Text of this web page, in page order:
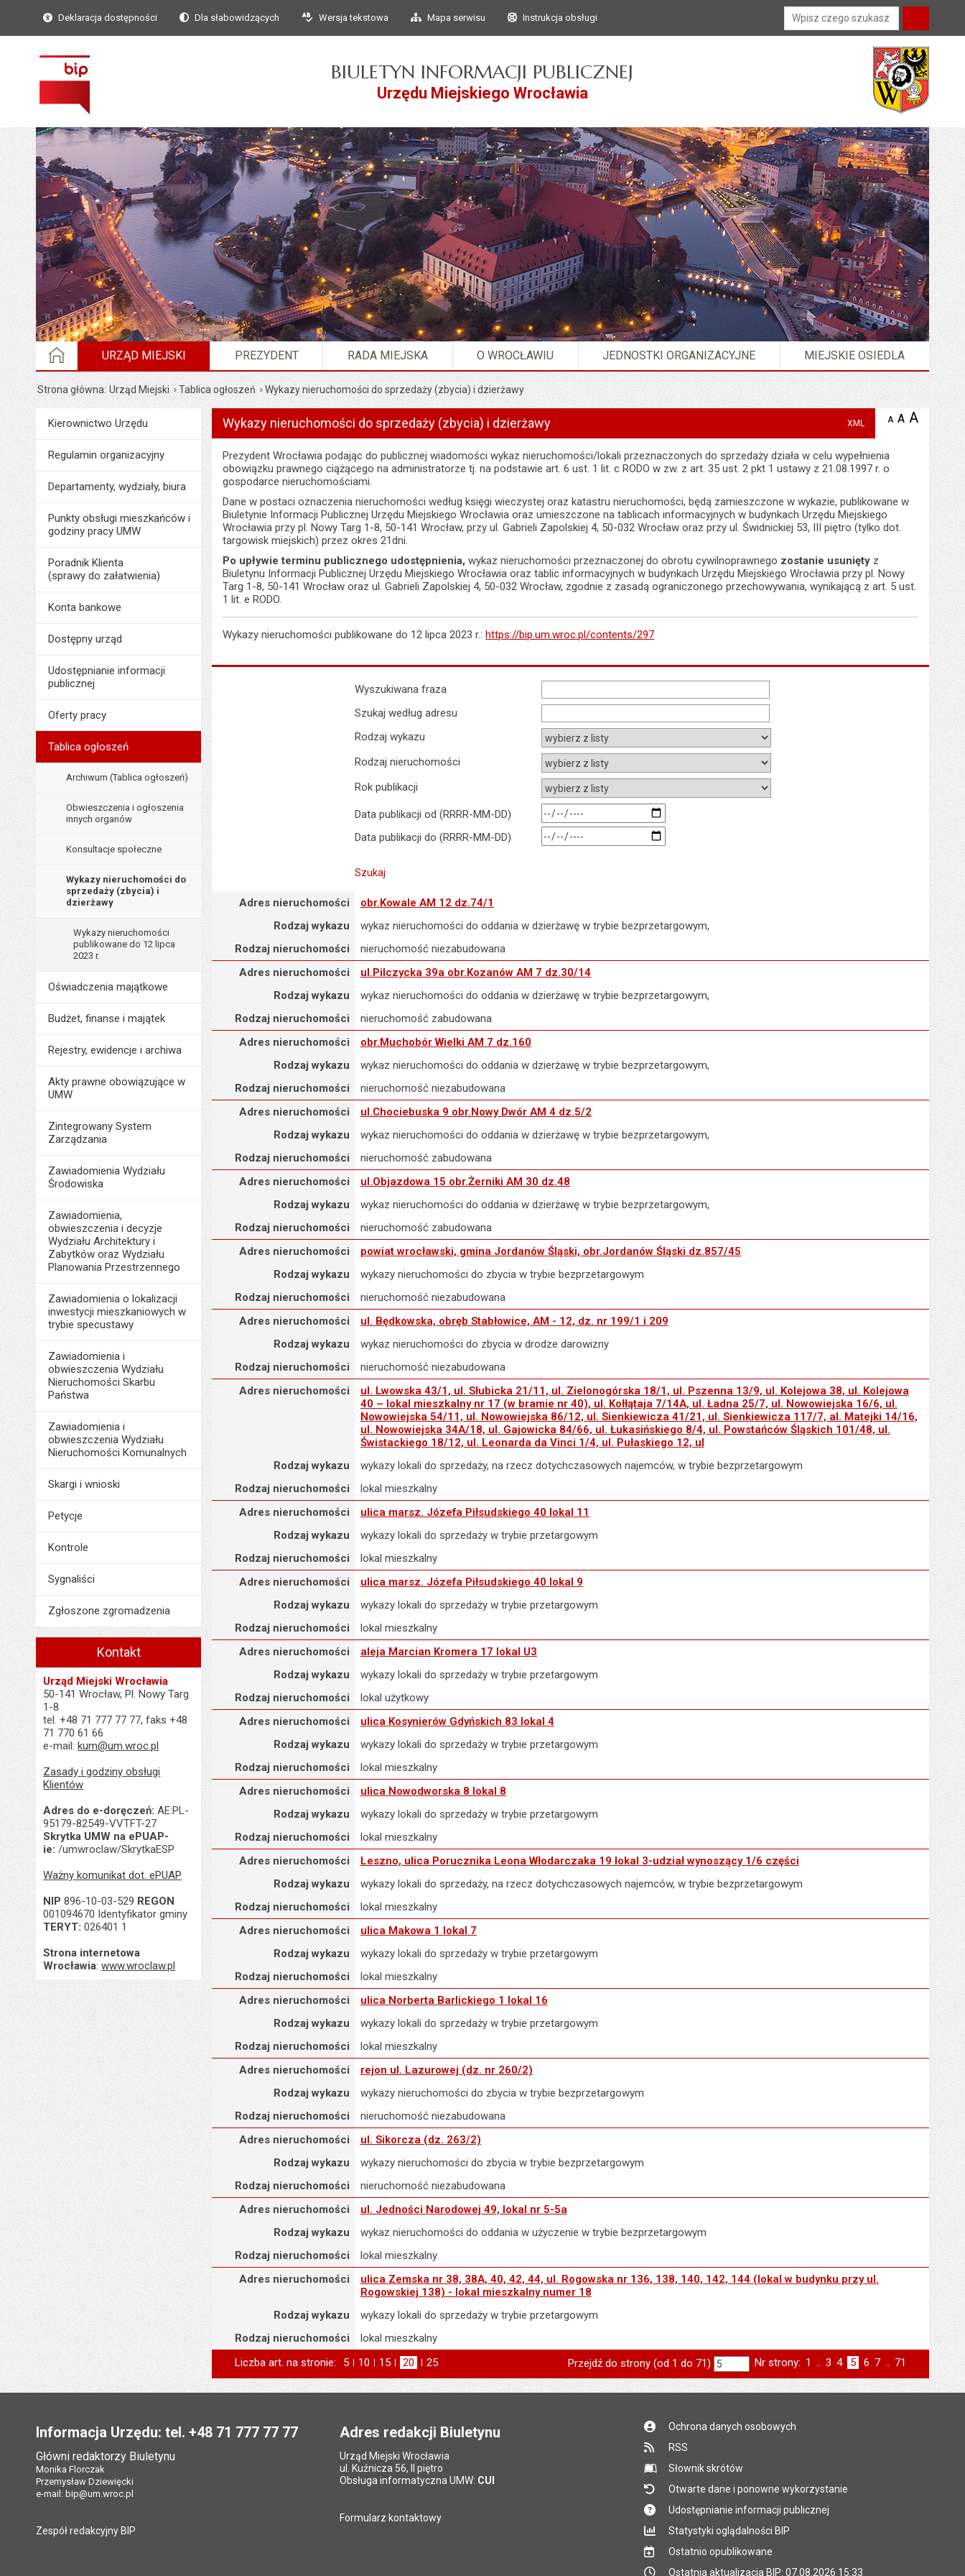
Przejdź do głównego
Przejdź do treści
Deklaracja dostępności Dla słabowidzących Wersja tekstowa Mapa serwisu Instrukcja obsługi Wyszukiwarka
BIULETYN INFORMACJI PUBLICZNEJ
Urzędu Miejskiego Wrocławia
STRONA GŁÓWNA
URZĄD MIEJSKI PREZYDENT RADA MIEJSKA O WROCŁAWIU JEDNOSTKI ORGANIZACYJNE MIEJSKIE OSIEDLA
Strona główna Urząd Miejski Tablica ogłoszeń Wykazy nieruchomości do sprzedaży (zbycia) i dzierżawy
MenuUrząd Miejski
Kierownictwo Urzędu
Regulamin organizacyjny
Departamenty, wydziały, biura
Punkty obsługi mieszkańców i
godziny pracy UMW
Poradnik Klienta
(sprawy do załatwienia)
Konta bankowe
Dostępny urząd
Udostępnianie informacji
publicznej
Oferty pracy
Tablica ogłoszeń
Archiwum (Tablica ogłoszeń)
Obwieszczenia i ogłoszenia
innych organów
Konsultacje społeczne
Wykazy nieruchomości do
sprzedaży (zbycia) i
dzierżawy
Wykazy nieruchomości
publikowane do 12 lipca
2023 r.
Oświadczenia majątkowe
Budżet, finanse i majątek
Rejestry, ewidencje i archiwa
Akty prawne obowiązujące w
UMW
Zintegrowany System
Zarządzania
Zawiadomienia Wydziału
Środowiska
Zawiadomienia,
obwieszczenia i decyzje
Wydziału Architektury i
Zabytków oraz Wydziału
Planowania Przestrzennego
Zawiadomienia o lokalizacji
inwestycji mieszkaniowych w
trybie specustawy
Zawiadomienia i
obwieszczenia Wydziału
Nieruchomości Skarbu
Państwa
Zawiadomienia i
obwieszczenia Wydziału
Nieruchomości Komunalnych
Skargi i wnioski
Petycje
Kontrole
Sygnaliści
Zgłoszone zgromadzenia
Kontakt
Urząd Miejski Wrocławia
50-141 Wrocław, Pl. Nowy Targ
1-8
tel. +48 71 777 77 77, faks +48
71 770 61 66
e-mail:kum@um.wroc.pl
Zasady i godziny obsługi
Klientów
Adres do e-doręczeń: AE:PL-
95179-82549-VVTFT-27
Skrytka UMW na ePUAP-
ie: /umwroclaw/SkrytkaESP
Ważny komunikat dot. ePUAP
NIP 896-10-03-529 REGON
001094670 Identyfikator gminy
TERYT: 026401 1
Strona internetowa
Wrocławia:www.wroclaw.pl
Wykazy nieruchomości do sprzedaży (zbycia) i dzierżawy XML A zmniejsz
A domyślna
A
Prezydent Wrocławia podając do publicznej wiadomości wykaz nieruchomości/lokali przeznaczonych do sprzedaży działa w celu wypełnienia
obowiązku prawnego ciążącego na administratorze tj. na podstawie art. 6 ust. 1 lit. c RODO w zw. z art. 35 ust. 2 pkt 1 ustawy z 21.08.1997 r. o
gospodarce nieruchomościami.
Dane w postaci oznaczenia nieruchomości według księgi wieczystej oraz katastru nieruchomości, będą zamieszczone w wykazie, publikowane w
Biuletynie Informacji Publicznej Urzędu Miejskiego Wrocławia oraz umieszczone na tablicach informacyjnych w budynkach Urzędu Miejskiego
Wrocławia przy pl. Nowy Targ 1-8, 50-141 Wrocław, przy ul. Gabrieli Zapolskiej 4, 50-032 Wrocław oraz przy ul. Świdnickiej 53, III piętro (tylko dot.
targowisk miejskich) przez okres 21dni.
Po upływie terminu publicznego udostępnienia, wykaz nieruchomości przeznaczonej do obrotu cywilnoprawnego zostanie usunięty z
Biuletynu Informacji Publicznej Urzędu Miejskiego Wrocławia oraz tablic informacyjnych w budynkach Urzędu Miejskiego Wrocławia przy pl. Nowy
Targ 1-8, 50-141 Wrocław oraz ul. Gabrieli Zapolskiej 4, 50-032 Wrocław, zgodnie z zasadą ograniczonego przechowywania, wynikającą z art. 5 ust.
1 lit. e RODO.
Wykazy nieruchomości publikowane do 12 lipca 2023 r.:https://bip.um.wroc.pl/contents/297
Wyszukiwarka
Wyszukiwana fraza
Szukaj według adresu
Rodzaj wykazu
Rodzaj nieruchomości
rok publikacji
Data publikacji od (RRRR-MM-DD) rok myślnik miesiąc myślnik dzień
Data publikacji do (RRRR-MM-DD) rok myślnik miesiąc myślnik dzień
Adres nieruchomości
Adres nieruchomości
obr.Kowale AM 12 dz.74/1
Rodzaj wykazu
wykaz nieruchomości do oddania w dzierżawę w trybie bezprzetargowym,
Rodzaj nieruchomości
nieruchomość niezabudowana
Adres nieruchomości
Adres nieruchomości
ul.Pilczycka 39a obr.Kozanów AM 7 dz.30/14
Rodzaj wykazu
wykaz nieruchomości do oddania w dzierżawę w trybie bezprzetargowym,
Rodzaj nieruchomości
nieruchomość zabudowana
Adres nieruchomości
Adres nieruchomości
obr.Muchobór Wielki AM 7 dz.160
Rodzaj wykazu
wykaz nieruchomości do oddania w dzierżawę w trybie bezprzetargowym,
Rodzaj nieruchomości
nieruchomość niezabudowana
Adres nieruchomości
Adres nieruchomości
ul.Chociebuska 9 obr.Nowy Dwór AM 4 dz.5/2
Rodzaj wykazu
wykaz nieruchomości do oddania w dzierżawę w trybie bezprzetargowym,
Rodzaj nieruchomości
nieruchomość zabudowana
Adres nieruchomości
Adres nieruchomości
ul.Objazdowa 15 obr.Żerniki AM 30 dz.48
Rodzaj wykazu
wykaz nieruchomości do oddania w dzierżawę w trybie bezprzetargowym,
Rodzaj nieruchomości
nieruchomość zabudowana
Adres nieruchomości
Adres nieruchomości
powiat wrocławski, gmina Jordanów Śląski, obr.Jordanów Śląski dz.857/45
Rodzaj wykazu
wykazy nieruchomości do zbycia w trybie bezprzetargowym
Rodzaj nieruchomości
nieruchomość niezabudowana
Adres nieruchomości
Adres nieruchomości
ul. Będkowska, obręb Stabłowice, AM - 12, dz. nr 199/1 i 209
Rodzaj wykazu
wykaz nieruchomości do zbycia w drodze darowizny
Rodzaj nieruchomości
nieruchomość niezabudowana
Adres nieruchomości
Adres nieruchomości
ul. Lwowska 43/1, ul. Słubicka 21/11, ul. Zielonogórska 18/1, ul. Pszenna 13/9, ul. Kolejowa 38, ul. Kolejowa
40 – lokal mieszkalny nr 17 (w bramie nr 40), ul. Kołłątaja 7/14A, ul. Ładna 25/7, ul. Nowowiejska 16/6, ul.
Nowowiejska 54/11, ul. Nowowiejska 86/12, ul. Sienkiewicza 41/21, ul. Sienkiewicza 117/7, al. Matejki 14/16,
ul. Nowowiejska 34A/18, ul. Gajowicka 84/66, ul. Łukasińskiego 8/4, ul. Powstańców Śląskich 101/48, ul.
Świstackiego 18/12, ul. Leonarda da Vinci 1/4, ul. Pułaskiego 12, ul
Rodzaj wykazu
wykazy lokali do sprzedaży, na rzecz dotychczasowych najemców, w trybie bezprzetargowym
Rodzaj nieruchomości
lokal mieszkalny
Adres nieruchomości
Adres nieruchomości
ulica marsz. Józefa Piłsudskiego 40 lokal 11
Rodzaj wykazu
wykazy lokali do sprzedaży w trybie przetargowym
Rodzaj nieruchomości
lokal mieszkalny
Adres nieruchomości
Adres nieruchomości
ulica marsz. Józefa Piłsudskiego 40 lokal 9
Rodzaj wykazu
wykazy lokali do sprzedaży w trybie przetargowym
Rodzaj nieruchomości
lokal mieszkalny
Adres nieruchomości
Adres nieruchomości
aleja Marcian Kromera 17 lokal U3
Rodzaj wykazu
wykazy lokali do sprzedaży w trybie przetargowym
Rodzaj nieruchomości
lokal użytkowy
Adres nieruchomości
Adres nieruchomości
ulica Kosynierów Gdyńskich 83 lokal 4
Rodzaj wykazu
wykazy lokali do sprzedaży w trybie przetargowym
Rodzaj nieruchomości
lokal mieszkalny
Adres nieruchomości
Adres nieruchomości
ulica Nowodworska 8 lokal 8
Rodzaj wykazu
wykazy lokali do sprzedaży w trybie przetargowym
Rodzaj nieruchomości
lokal mieszkalny
Adres nieruchomości
Adres nieruchomości
Leszno, ulica Porucznika Leona Włodarczaka 19 lokal 3-udział wynoszący 1/6 części
Rodzaj wykazu
wykazy lokali do sprzedaży, na rzecz dotychczasowych najemców, w trybie bezprzetargowym
Rodzaj nieruchomości
lokal mieszkalny
Adres nieruchomości
Adres nieruchomości
ulica Makowa 1 lokal 7
Rodzaj wykazu
wykazy lokali do sprzedaży w trybie przetargowym
Rodzaj nieruchomości
lokal mieszkalny
Adres nieruchomości
Adres nieruchomości
ulica Norberta Barlickiego 1 lokal 16
Rodzaj wykazu
wykazy lokali do sprzedaży w trybie przetargowym
Rodzaj nieruchomości
lokal mieszkalny
Adres nieruchomości
Adres nieruchomości
rejon ul. Lazurowej (dz. nr 260/2)
Rodzaj wykazu
wykazy nieruchomości do zbycia w trybie bezprzetargowym
Rodzaj nieruchomości
nieruchomość niezabudowana
Adres nieruchomości
Adres nieruchomości
ul. Sikorcza (dz. 263/2)
Rodzaj wykazu
wykazy nieruchomości do zbycia w trybie bezprzetargowym
Rodzaj nieruchomości
nieruchomość niezabudowana
Adres nieruchomości
Adres nieruchomości
ul. Jedności Narodowej 49, lokal nr 5-5a
Rodzaj wykazu
wykaz nieruchomości do oddania w użyczenie w trybie bezprzetargowym
Rodzaj nieruchomości
lokal mieszkalny
Adres nieruchomości
Adres nieruchomości
ulica Zemska nr 38, 38A, 40, 42, 44, ul. Rogowska nr 136, 138, 140, 142, 144 (lokal w budynku przy ul.
Rogowskiej 138) - lokal mieszkalny numer 18
Rodzaj wykazu
wykazy lokali do sprzedaży w trybie przetargowym
Rodzaj nieruchomości
lokal mieszkalny
Liczba art. na stronie:
Pokaż
5 elementów na stronie
Pokaż
10 elementów
na stronie
Pokaż
15 elementów
na stronie
Pokaż
20 elementów
na stronie
Pokaż
25
na stronie
Przejdź do strony (od 1 do 71)
Nr strony: Strona
1 .. Strona
3 Strona
4 Strona
5 Strona
6 Strona
7 .. Strona
71
Informacja Urzędu: tel. +48 71 777 77 77
Główni redaktorzy Biuletynu
Monika Florczak
Przemysław Dziewięcki
e-mail: bip@um.wroc.pl
Zespół redakcyjny BIP
Adres redakcji Biuletynu
Urząd Miejski Wrocławia
ul. Kuźnicza 56, II piętro
Obsługa informatyczna UMW: CUI
Formularz kontaktowy
Ochrona danych osobowych
RSS
Słownik skrótów
Otwarte dane i ponowne wykorzystanie
Udostępnianie informacji publicznej
Statystyki oglądalności BIP
Ostatnio opublikowane
Ostatnia aktualizacja BIP: 07.08.2026 15:33